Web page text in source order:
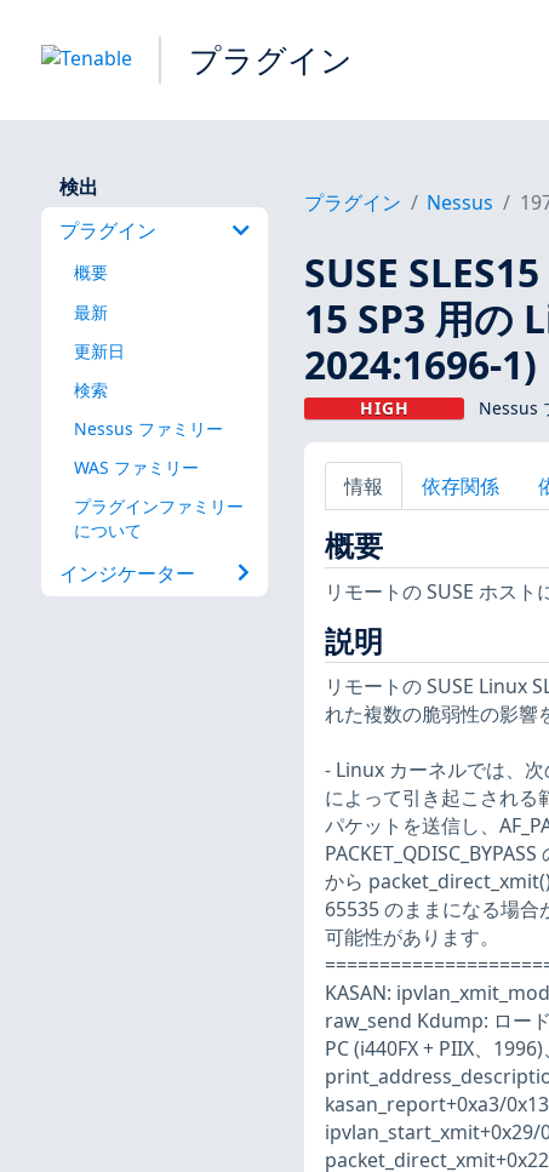
プラグイン
検出
プラグイン
概要
最新
更新日
検索
Nessus ファミリー
WAS ファミリー
プラグインファミリー
について
インジケーター
プラグイン Nessus
SUSE
15 SP3 用の
2024:1696-1)
HIGH Nessus
情報 依存関係
概要
リモートの SUSE ホスト
説明
リモートの SUSE Linux
れた複数の脆弱性の影響
- Linux カーネルでは、
によって引き起こされる
パケットを送信し、
から
65535 のままになる場合
可能性があります。
KASAN:
raw_send Kdump: ロー
PC (i440FX + PIIX、
kasan_report+0xa3/
ipvlan_start_xmit+0x29/